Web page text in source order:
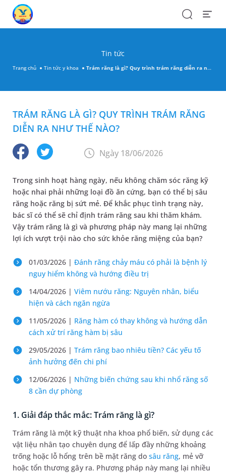
SearchOpen
Tin tức
Trang chủ Tin tức y khoa Trám răng là gì? Quy trình trám răng diễn ra như thế nào?
TRÁM RĂNG LÀ GÌ? QUY TRÌNH TRÁM RĂNG
DIỄN RA NHƯ THẾ NÀO?
Ngày 18/06/2026
Trong sinh hoạt hàng ngày, nếu không chăm sóc răng kỹ
hoặc nhai phải những loại đồ ăn cứng, bạn có thể bị sâu
răng hoặc răng bị sứt mẻ. Để khắc phục tình trạng này,
bác sĩ có thể sẽ chỉ định trám răng sau khi thăm khám.
Vậy trám răng là gì và phương pháp này mang lại những
lợi ích vượt trội nào cho sức khỏe răng miệng của bạn?
01/03/2026 | Đánh răng chảy máu có phải là bệnh lý
nguy hiểm không và hướng điều trị
14/04/2026 | Viêm nướu răng: Nguyên nhân, biểu
hiện và cách ngăn ngừa
11/05/2026 | Răng hàm có thay không và hướng dẫn
cách xử trí răng hàm bị sâu
29/05/2026 | Trám răng bao nhiêu tiền? Các yếu tố
ảnh hưởng đến chi phí
12/06/2026 | Những biến chứng sau khi nhổ răng số
8 cần dự phòng
1. Giải đáp thắc mắc: Trám răng là gì?
Trám răng là một kỹ thuật nha khoa phổ biến, sử dụng các
vật liệu nhân tạo chuyên dụng để lấp đầy những khoảng
trống hoặc lỗ hổng trên bề mặt răng dosâu răng, mẻ vỡ
hoặc tổn thương gây ra. Phương pháp này mang lại nhiều